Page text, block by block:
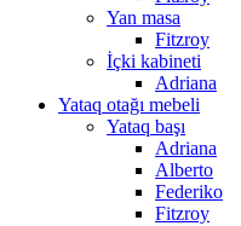
Yan masa
Fitzroy
İçki kabineti
Adriana
Yataq otağı mebeli
Yataq başı
Adriana
Alberto
Federiko
Fitzroy